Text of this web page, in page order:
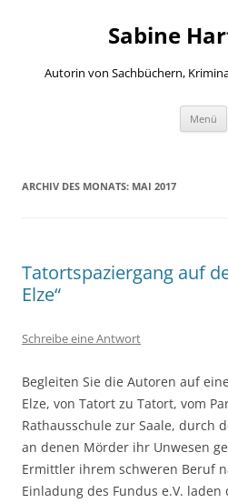
Sabine
Autorin von Sachbüchern,
Menü
ARCHIV DES MONATS: MAI 2017
Tatortspaziergang auf
Elze“
Schreibe eine Antwort
Begleiten Sie die Autoren auf
Elze, von Tatort zu Tatort, vom
Rathausschule zur Saale, durch
an denen Mörder ihr Unwesen
Ermittler ihrem schweren Beruf
Einladung des Fundus e.V.